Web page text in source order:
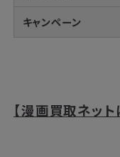
キャンペーン
【漫画買取ネット